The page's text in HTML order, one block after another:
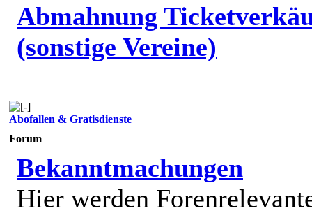
Abmahnung
(sonstige Vereine)
Abofallen & Gratisdienste
Forum
Bekanntmachungen
Hier werden